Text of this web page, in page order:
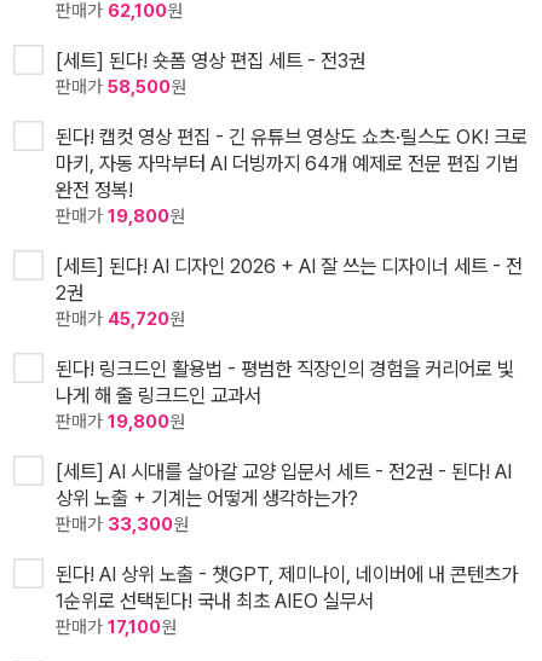
판매가 62,100원
[세트] 된다! 숏폼 영상 편집 세트 - 전3권
판매가 58,500원
된다! 캡컷 영상 편집 - 긴 유튜브 영상도 쇼츠·릴스도 OK! 크로
마키, 자동 자막부터 AI 더빙까지 64개 예제로 전문 편집 기법
완전 정복!
판매가 19,800원
[세트] 된다! AI 디자인 2026 + AI 잘 쓰는 디자이너 세트 - 전
2권
판매가 45,720원
된다! 링크드인 활용법 - 평범한 직장인의 경험을 커리어로 빛
나게 해 줄 링크드인 교과서
판매가 19,800원
[세트] AI 시대를 살아갈 교양 입문서 세트 - 전2권 - 된다! AI
상위 노출 + 기계는 어떻게 생각하는가?
판매가 33,300원
된다! AI 상위 노출 - 챗GPT, 제미나이, 네이버에 내 콘텐츠가
1순위로 선택된다! 국내 최초 AIEO 실무서
판매가 17,100원